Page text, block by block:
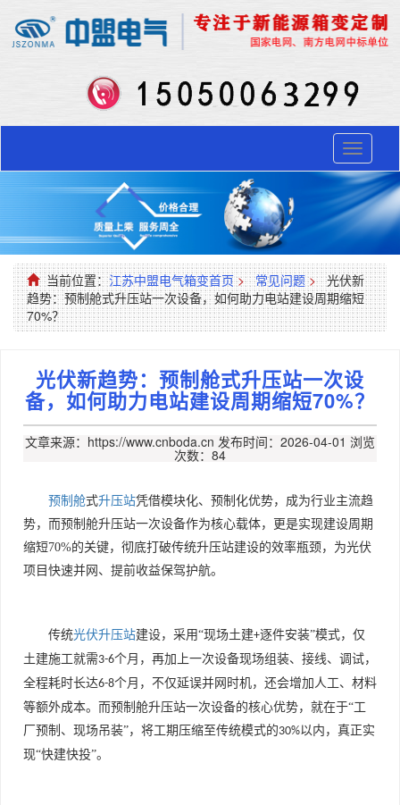
Toggle
当前位置：江苏中盟电气箱变首页 > 常见问题 > 光伏新
趋势：预制舱式升压站一次设备，如何助力电站建设周期缩短
70%？
光伏新趋势：预制舱式升压站一次设
备，如何助力电站建设周期缩短70%？
文章来源：https://www.cnboda.cn 发布时间：2026-04-01 浏览
次数：84
预制舱式升压站凭借模块化、预制化优势，成为行业主流趋
势，而预制舱升压站一次设备作为核心载体，更是实现建设周期
缩短70%的关键，彻底打破传统升压站建设的效率瓶颈，为光伏
项目快速并网、提前收益保驾护航。
传统光伏升压站建设，采用“现场土建+逐件安装”模式，仅
土建施工就需3-6个月，再加上一次设备现场组装、接线、调试，
全程耗时长达6-8个月，不仅延误并网时机，还会增加人工、材料
等额外成本。而预制舱升压站一次设备的核心优势，就在于“工
厂预制、现场吊装”，将工期压缩至传统模式的30%以内，真正实
现“快建快投”。